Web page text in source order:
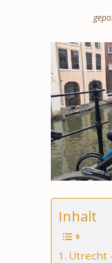
Inhalt
Utrecht